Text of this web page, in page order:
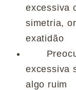
excessiva
simetria,
exatidão
excessiva
algo ruim